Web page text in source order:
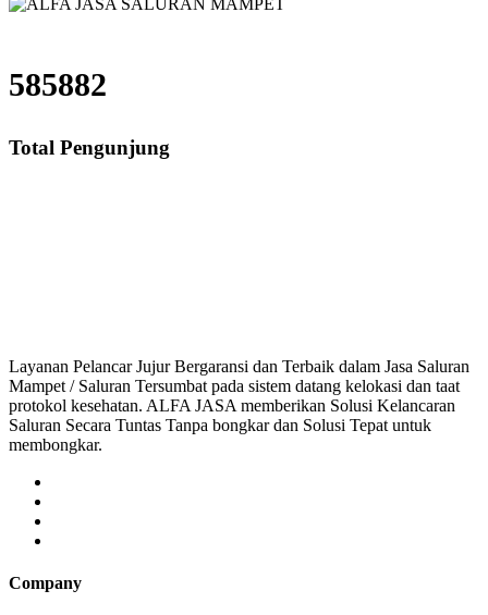
585882
Total Pengunjung
Layanan Pelancar Jujur Bergaransi dan Terbaik dalam Jasa Saluran
Mampet / Saluran Tersumbat pada sistem datang kelokasi dan taat
protokol kesehatan. ALFA JASA memberikan Solusi Kelancaran
Saluran Secara Tuntas Tanpa bongkar dan Solusi Tepat untuk
membongkar.
Company